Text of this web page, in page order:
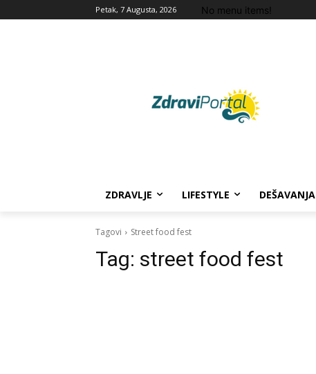
Petak, 7 Augusta, 2026 No menu items!
ZDRAVLJE LIFESTYLE DEŠAVANJA
Tagovi Street food fest
Tag: street food fest